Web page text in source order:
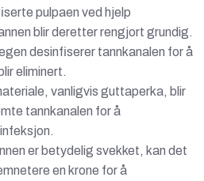
pulpaen ved hjelp
blir deretter rengjort grundig.
desinfiserer tannkanalen for å
eliminert.
vanligvis guttaperka, blir
tannkanalen for å
er betydelig svekket, kan det
en krone for å